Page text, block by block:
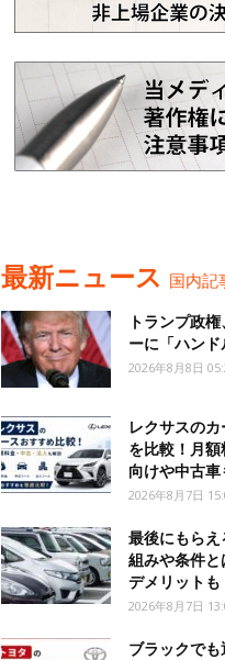
最新ニュース 国内記
トランプ政
ーに「ハンド
2026年8月8日
レクサスの
を比較！月
向けや中古車
2026年8月7日
最後にもら
組みや条件
デメリットも
2026年8月7日
ブラックでも